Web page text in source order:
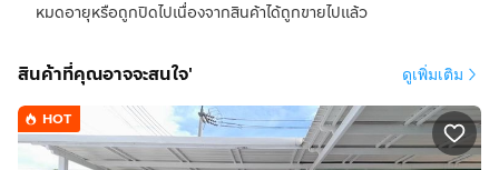
หมดอายุหรือถูกปิดไปเนื่องจากสินค้าได้ถูกขายไปแล้ว
สินค้าที่คุณอาจจะสนใจ' ดูเพิ่มเติม
HOT